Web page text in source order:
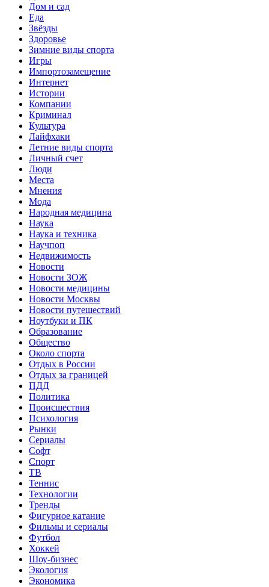
Дом и сад
Еда
Звёзды
Здоровье
Зимние виды спорта
Игры
Импортозамещение
Интернет
Истории
Компании
Криминал
Культура
Лайфхаки
Летние виды спорта
Личный счет
Люди
Места
Мнения
Мода
Народная медицина
Наука
Наука и техника
Научпоп
Недвижимость
Новости
Новости ЗОЖ
Новости медицины
Новости Москвы
Новости путешествий
Ноутбуки и ПК
Образование
Общество
Около спорта
Отдых в России
Отдых за границей
ПДД
Политика
Происшествия
Психология
Рынки
Сериалы
Софт
Спорт
ТВ
Теннис
Технологии
Тренды
Фигурное катание
Фильмы и сериалы
Футбол
Хоккей
Шоу-бизнес
Экология
Экономика